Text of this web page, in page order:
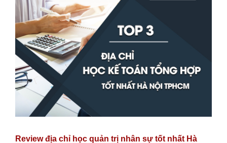
Review địa chỉ học quản trị nhân sự tốt nhất Hà